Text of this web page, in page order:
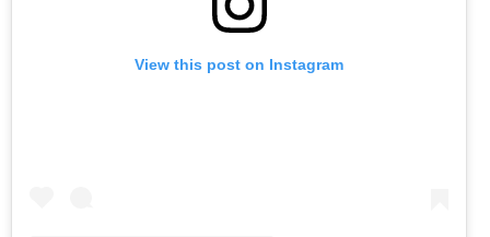
View this post on Instagram